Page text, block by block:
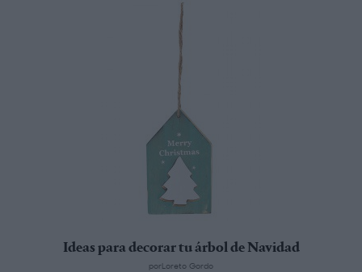
Ideas para decorar tu árbol de Navidad
porLoreto Gordo